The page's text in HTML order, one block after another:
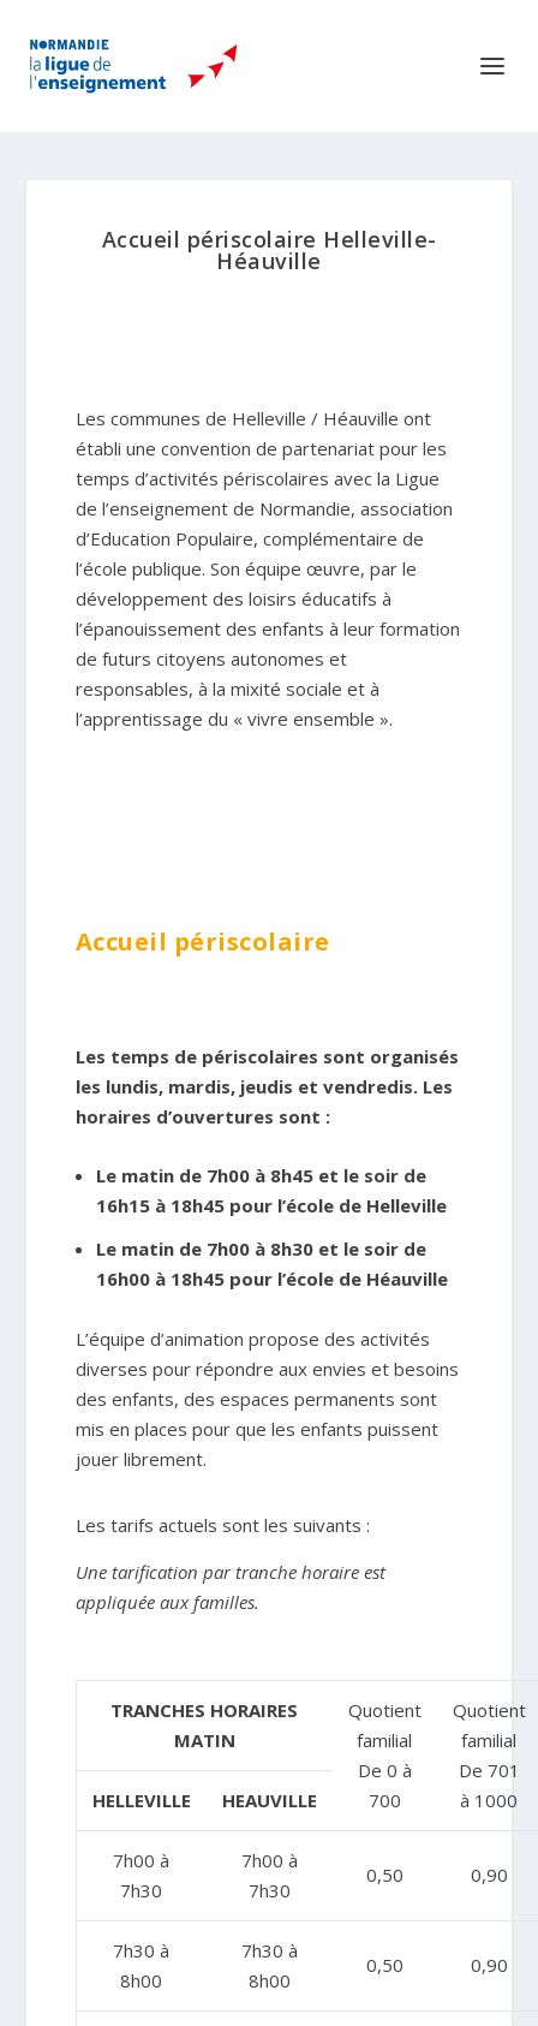
Accueil périscolaire Helleville-
Héauville
Les communes de Helleville / Héauville ont
établi une convention de partenariat pour les
temps d’activités périscolaires avec la Ligue
de l’enseignement de Normandie, association
d’Education Populaire, complémentaire de
l’école publique. Son équipe œuvre, par le
développement des loisirs éducatifs à
l’épanouissement des enfants à leur formation
de futurs citoyens autonomes et
responsables, à la mixité sociale et à
l’apprentissage du « vivre ensemble ».
Accueil périscolaire
Les temps de périscolaires sont organisés
les lundis, mardis, jeudis et vendredis. Les
horaires d’ouvertures sont :
Le matin de 7h00 à 8h45 et le soir de
16h15 à 18h45 pour l’école de Helleville
Le matin de 7h00 à 8h30 et le soir de
16h00 à 18h45 pour l’école de Héauville
L’équipe d’animation propose des activités
diverses pour répondre aux envies et besoins
des enfants, des espaces permanents sont
mis en places pour que les enfants puissent
jouer librement.
Les tarifs actuels sont les suivants :
Une tarification par tranche horaire est
appliquée aux familles.
TRANCHES HORAIRES
MATIN
Quotient
familial
De 0 à
700
Quotient
familial
De 701
à 1000
HELLEVILLE HEAUVILLE
7h00 à
7h30
7h00 à
7h30
0,50 0,90
7h30 à
8h00
7h30 à
8h00
0,50 0,90